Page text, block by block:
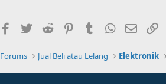
Facebook
Twitter Reddit PinterestTumblrWhatsApp
Email
Forums Jual Beli atau Lelang Elektronik